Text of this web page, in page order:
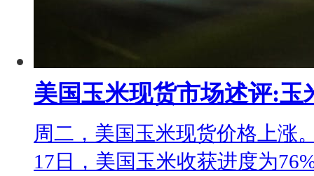
美国玉米现货市场述评:玉
周二，美国玉米现货价格上涨
17日，美国玉米收获进度为